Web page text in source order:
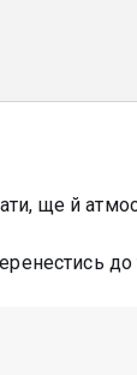
ще й